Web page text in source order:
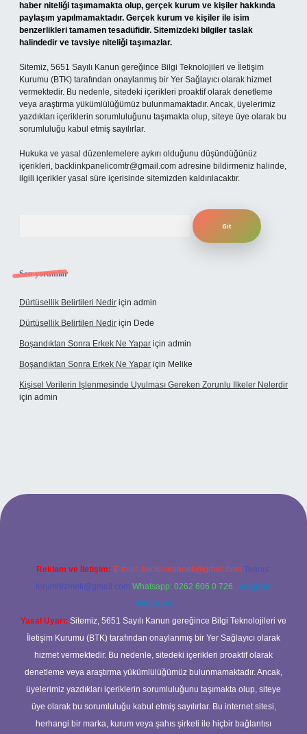
haber niteliği taşımamakta olup, gerçek kurum ve kişiler hakkında
paylaşım yapılmamaktadır. Gerçek kurum ve kişiler ile isim
benzerlikleri tamamen tesadüfidir. Sitemizdeki bilgiler taslak
halindedir ve tavsiye niteliği taşımazlar.
Sitemiz, 5651 Sayılı Kanun gereğince Bilgi Teknolojileri ve İletişim
Kurumu (BTK) tarafından onaylanmış bir Yer Sağlayıcı olarak hizmet
vermektedir. Bu nedenle, sitedeki içerikleri proaktif olarak denetleme
veya araştırma yükümlülüğümüz bulunmamaktadır. Ancak, üyelerimiz
yazdıkları içeriklerin sorumluluğunu taşımakta olup, siteye üye olarak bu
sorumluluğu kabul etmiş sayılırlar.
Hukuka ve yasal düzenlemelere aykırı olduğunu düşündüğünüz
içerikleri, backlinkpanelicomtr@gmail.com adresine bildirmeniz halinde,
ilgili içerikler yasal süre içerisinde sitemizden kaldırılacaktır.
Son yorumlar
Dürtüsellik Belirtileri Nedir için admin
Dürtüsellik Belirtileri Nedir için Dede
Boşandıktan Sonra Erkek Ne Yapar için admin
Boşandıktan Sonra Erkek Ne Yapar için Melike
Kişisel Verilerin Işlenmesinde Uyulması Gereken Zorunlu Ilkeler Nelerdir
için admin
Reklam ve İletişim: E-mail: backlinkpaneli@gmail.com Teams:
forumhizmeti@gmail.com Whatsapp: 0262 606 0 726 Telegram:
@karabul
Yasal Uyarı: Sitemiz, 5651 Sayılı Kanun gereğince Bilgi Teknolojileri ve
İletişim Kurumu (BTK) tarafından onaylanmış bir Yer Sağlayıcı olarak
hizmet vermektedir. Bu nedenle, sitedeki içerikleri proaktif olarak
denetleme veya araştırma yükümlülüğümüz bulunmamaktadır. Ancak,
üyelerimiz yazdıkları içeriklerin sorumluluğunu taşımakta olup, siteye
üye olarak bu sorumluluğu kabul etmiş sayılırlar. Bu internet sitesi,
herhangi bir marka, kurum veya şahıs şirketi ile hiçbir bağlantısı